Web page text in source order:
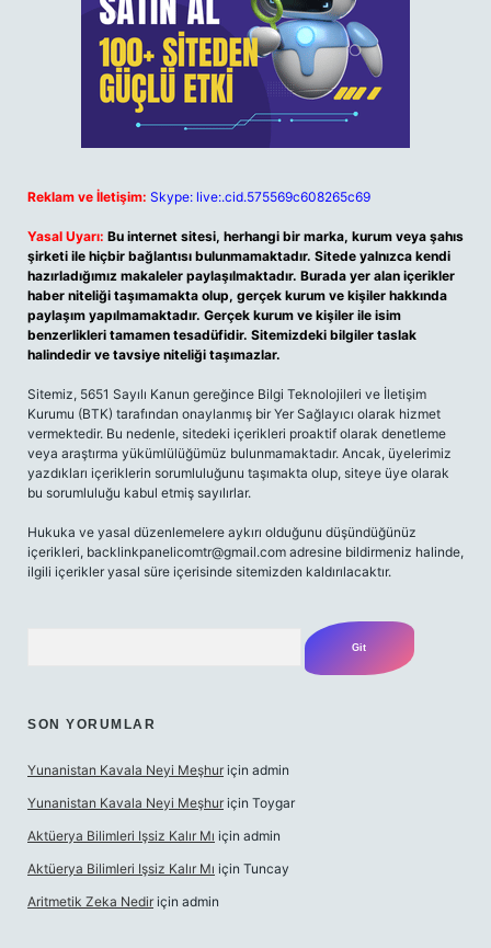
Reklam ve İletişim: Skype: live:.cid.575569c608265c69
Yasal Uyarı: Bu internet sitesi, herhangi bir marka, kurum veya şahıs
şirketi ile hiçbir bağlantısı bulunmamaktadır. Sitede yalnızca kendi
hazırladığımız makaleler paylaşılmaktadır. Burada yer alan içerikler
haber niteliği taşımamakta olup, gerçek kurum ve kişiler hakkında
paylaşım yapılmamaktadır. Gerçek kurum ve kişiler ile isim
benzerlikleri tamamen tesadüfidir. Sitemizdeki bilgiler taslak
halindedir ve tavsiye niteliği taşımazlar.
Sitemiz, 5651 Sayılı Kanun gereğince Bilgi Teknolojileri ve İletişim
Kurumu (BTK) tarafından onaylanmış bir Yer Sağlayıcı olarak hizmet
vermektedir. Bu nedenle, sitedeki içerikleri proaktif olarak denetleme
veya araştırma yükümlülüğümüz bulunmamaktadır. Ancak, üyelerimiz
yazdıkları içeriklerin sorumluluğunu taşımakta olup, siteye üye olarak
bu sorumluluğu kabul etmiş sayılırlar.
Hukuka ve yasal düzenlemelere aykırı olduğunu düşündüğünüz
içerikleri, backlinkpanelicomtr@gmail.com adresine bildirmeniz halinde,
ilgili içerikler yasal süre içerisinde sitemizden kaldırılacaktır.
SON YORUMLAR
Yunanistan Kavala Neyi Meşhur için admin
Yunanistan Kavala Neyi Meşhur için Toygar
Aktüerya Bilimleri Işsiz Kalır Mı için admin
Aktüerya Bilimleri Işsiz Kalır Mı için Tuncay
Aritmetik Zeka Nedir için admin